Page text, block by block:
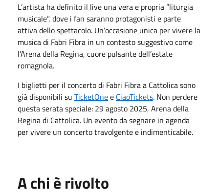
L’artista ha definito il live una vera e propria “liturgia
musicale”, dove i fan saranno protagonisti e parte
attiva dello spettacolo. Un’occasione unica per vivere la
musica di Fabri Fibra in un contesto suggestivo come
l’Arena della Regina, cuore pulsante dell’estate
romagnola.
I biglietti per il concerto di Fabri Fibra a Cattolica sono
già disponibili su TicketOnee CiaoTickets. Non perdere
questa serata speciale: 29 agosto 2025, Arena della
Regina di Cattolica. Un evento da segnare in agenda
per vivere un concerto travolgente e indimenticabile.
A chi è rivolto